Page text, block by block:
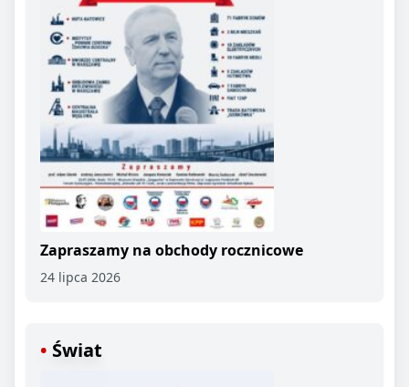
Zapraszamy na obchody rocznicowe
24 lipca 2026
Świat